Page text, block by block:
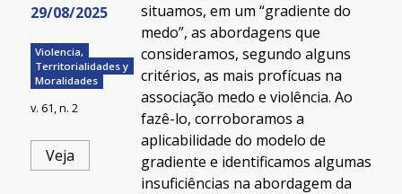
29/08/2025
Violencia,
Territorialidades y
Moralidades
v. 61, n. 2
Veja
situamos, em um “gradiente do
medo”, as abordagens que
consideramos, segundo alguns
critérios, as mais profícuas na
associação medo e violência. Ao
fazê-lo, corroboramos a
aplicabilidade do modelo de
gradiente e identificamos algumas
insuficiências na abordagem da